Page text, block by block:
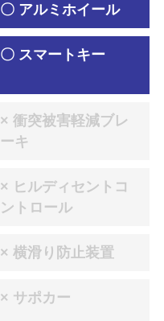
〇 アルミホイール
〇 スマートキー
× 衝突被害軽減ブレ
ーキ
× ヒルディセントコ
ントロール
× 横滑り防止装置
× サポカー